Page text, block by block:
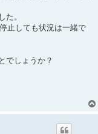
た。
止しても状況は一緒で
でしょうか？